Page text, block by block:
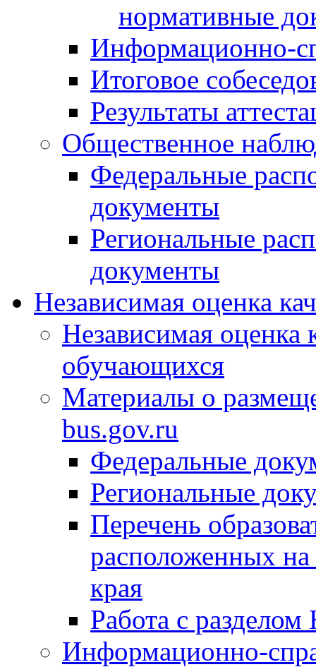
нормативные
Информационно-
Итоговое
Результаты
Общественное
Федеральные
документы
Региональные
документы
Независимая оценка
Независимая оценка
обучающихся
Материалы о
bus.gov.ru
Федеральные
Региональные
Перечень
расположенных на
края
Работа с
Информационно-